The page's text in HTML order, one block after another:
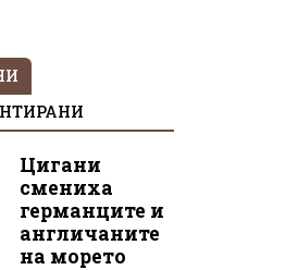
Цигани
смениха
германците и
англичаните
на морето